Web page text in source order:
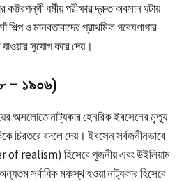
ধর্মীয় পরীক্ষার দ্রুত অবসান ঘটায়
ও মানবতাবাদের প্রাথমিক গবেষণাগার
যাওয়ার সুযোগ করে দেয়।
– ১৯০৬)
অসলোতে নাট্যকার হেনরিক ইবসেনের মৃত্যু
চিরতরে বদলে দেয়। ইবসেন সর্বজনীনভাবে
of realism) হিসেবে পূজনীয় এবং উইলিয়াম
সর্বাধিক মঞ্চস্থ হওয়া নাট্যকার হিসেবে